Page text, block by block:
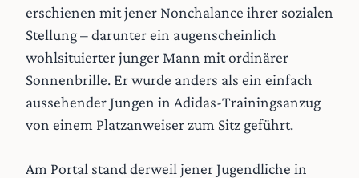
erschienen mit jener Nonchalance ihrer sozialen
Stellung – darunter ein augenscheinlich
wohlsituierter junger Mann mit ordinärer
Sonnenbrille. Er wurde anders als ein einfach
aussehender Jungen in Adidas-Trainingsanzug
von einem Platzanweiser zum Sitz geführt.
Am Portal stand derweil jener Jugendliche in